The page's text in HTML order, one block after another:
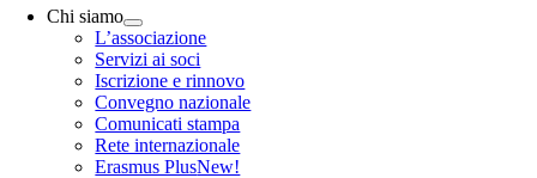
NavigationChi siamo
L’associazione
Servizi ai soci
Iscrizione e rinnovo
Convegno nazionale
Comunicati stampa
Rete internazionale
Erasmus PlusNew!